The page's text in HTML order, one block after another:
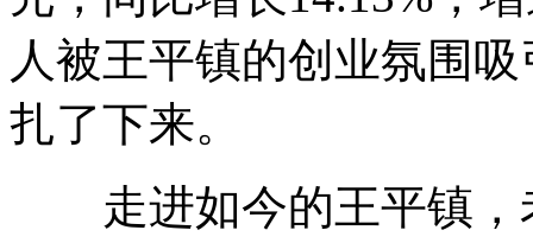
人被王平镇的创业氛围
扎了下来。
走进如今的王平镇，